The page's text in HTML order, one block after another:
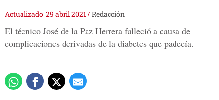
Actualizado: 29 abril 2021/Redacción
El técnico José de la Paz Herrera falleció a causa de
complicaciones derivadas de la diabetes que padecía.